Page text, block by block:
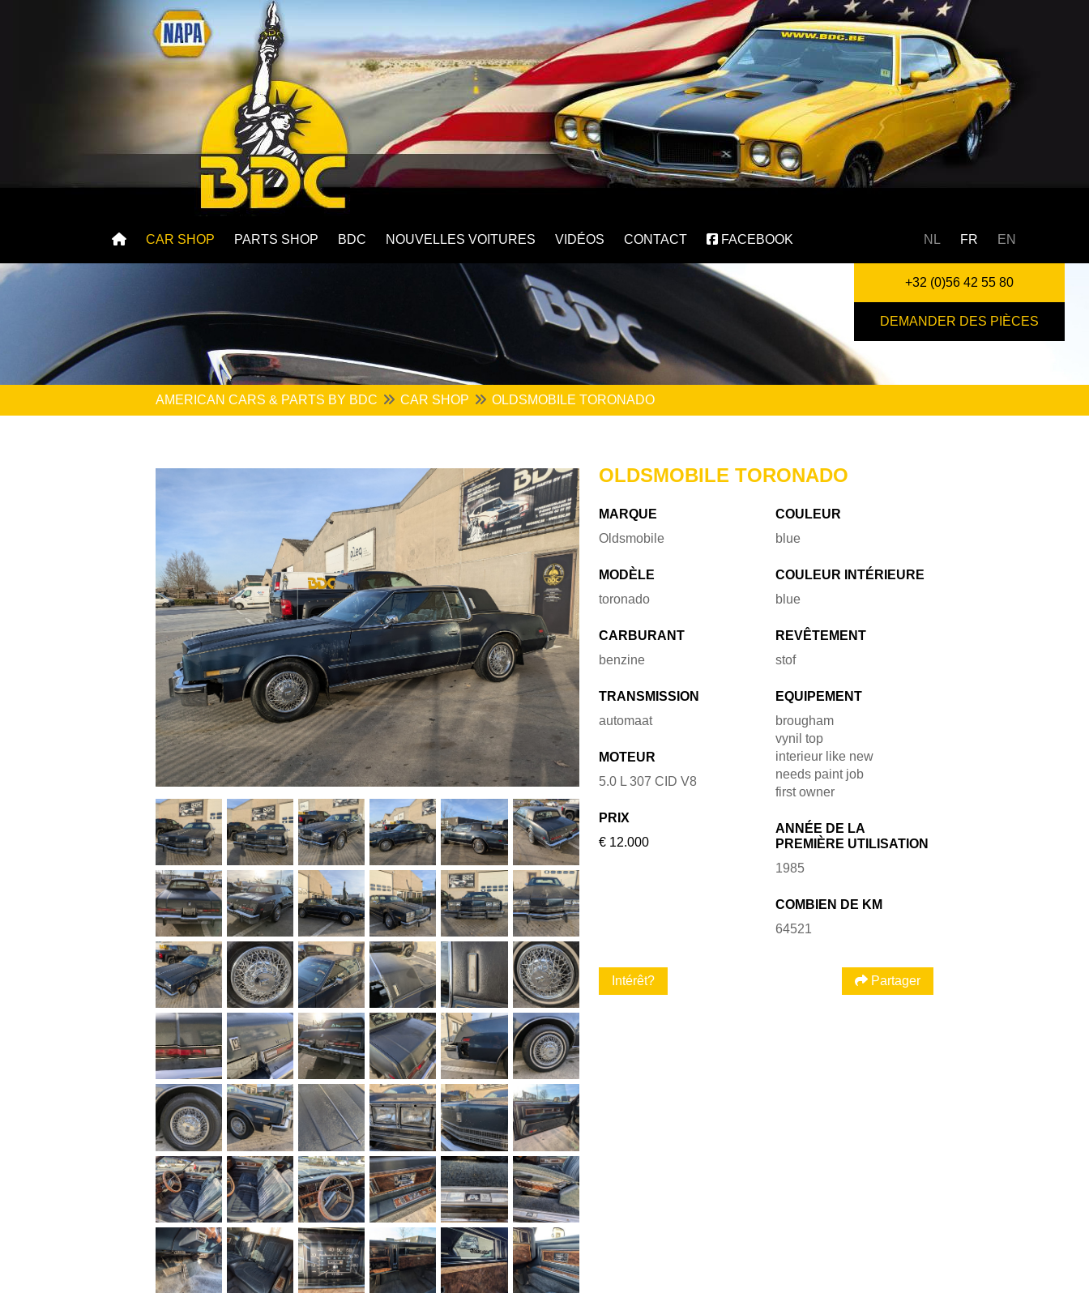
CAR SHOP PARTS SHOP BDC NOUVELLES VOITURES VIDÉOS CONTACT FACEBOOK NL FR EN
+32 (0)56 42 55 80
DEMANDER DES PIÈCES
AMERICAN CARS & PARTS BY BDC CAR SHOP OLDSMOBILE TORONADO
OLDSMOBILE TORONADO
MARQUE
Oldsmobile
MODÈLE
toronado
CARBURANT
benzine
TRANSMISSION
automaat
MOTEUR
5.0 L 307 CID V8
PRIX
€ 12.000
COULEUR
blue
COULEUR INTÉRIEURE
blue
REVÊTEMENT
stof
EQUIPEMENT
brougham
vynil top
interieur like new
needs paint job
first owner
ANNÉE DE LA
PREMIÈRE UTILISATION
1985
COMBIEN DE KM
64521
Intérêt? Partager